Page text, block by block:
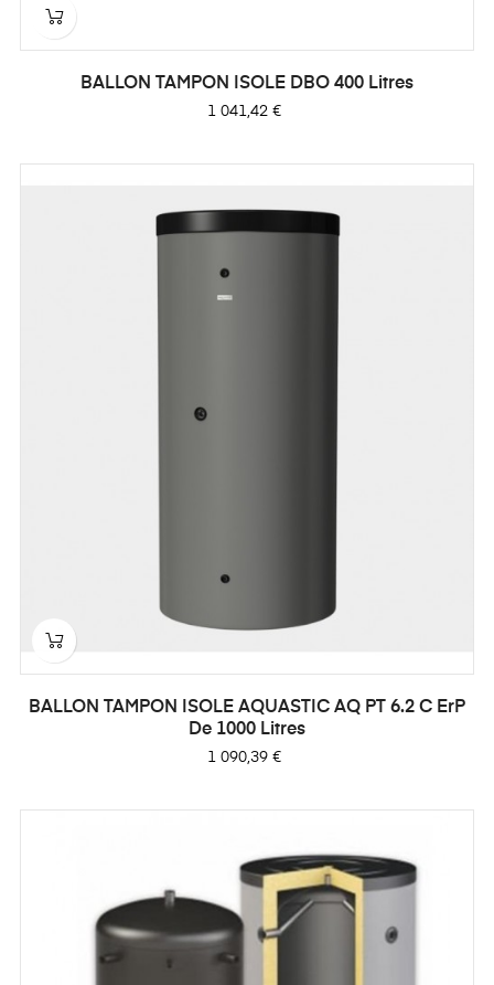
BALLON TAMPON ISOLE DBO 400 Litres
Prix
1 041,42 €
BALLON TAMPON ISOLE AQUASTIC AQ PT 6.2 C ErP
De 1000 Litres
Prix
1 090,39 €